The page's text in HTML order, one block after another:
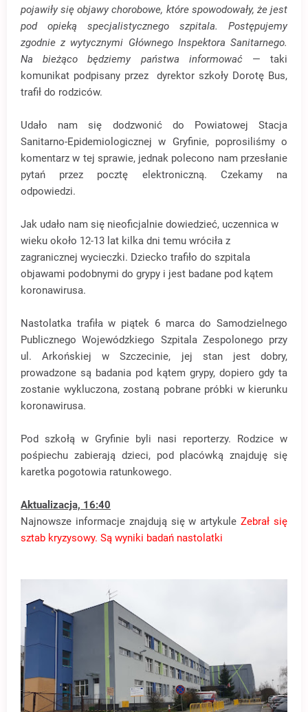
pojawiły się objawy chorobowe, które spowodowały, że jest
pod opieką specjalistycznego szpitala. Postępujemy
zgodnie z wytycznymi Głównego Inspektora Sanitarnego.
Na bieżąco będziemy państwa informować — taki
komunikat podpisany przez dyrektor szkoły Dorotę Bus,
trafił do rodziców.
Udało nam się dodzwonić do Powiatowej Stacja
Sanitarno-Epidemiologicznej w Gryfinie, poprosiliśmy o
komentarz w tej sprawie, jednak polecono nam przesłanie
pytań przez pocztę elektroniczną. Czekamy na
odpowiedzi.
Jak udało nam się nieoficjalnie dowiedzieć, uczennica w
wieku około 12-13 lat kilka dni temu wróciła z
zagranicznej wycieczki. Dziecko trafiło do szpitala
objawami podobnymi do grypy i jest badane pod kątem
koronawirusa.
Nastolatka trafiła w piątek 6 marca do Samodzielnego
Publicznego Wojewódzkiego Szpitala Zespolonego przy
ul. Arkońskiej w Szczecinie, jej stan jest dobry,
prowadzone są badania pod kątem grypy, dopiero gdy ta
zostanie wykluczona, zostaną pobrane próbki w kierunku
koronawirusa.
Pod szkołą w Gryfinie byli nasi reporterzy. Rodzice w
pośpiechu zabierają dzieci, pod placówką znajduję się
karetka pogotowia ratunkowego.
Aktualizacja, 16:40
Najnowsze informacje znajdują się w artykuleZebrał się
sztab kryzysowy. Są wyniki badań nastolatki